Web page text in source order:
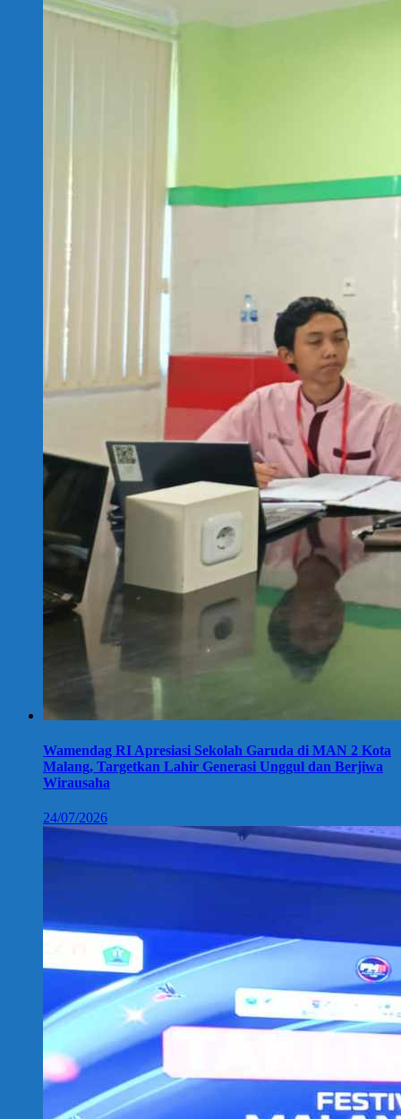
Wamendag RI Apresiasi Sekolah Garuda di MAN 2 Kota
Malang, Targetkan Lahir Generasi Unggul dan Berjiwa
Wirausaha
24/07/2026